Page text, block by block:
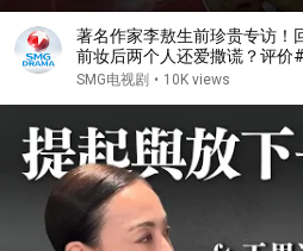
著名作家李敖生前珍贵专访！
前妆后两个人还爱撒谎？评价
但品格算不得一流知识分子！
SMG电视剧 • 10K views